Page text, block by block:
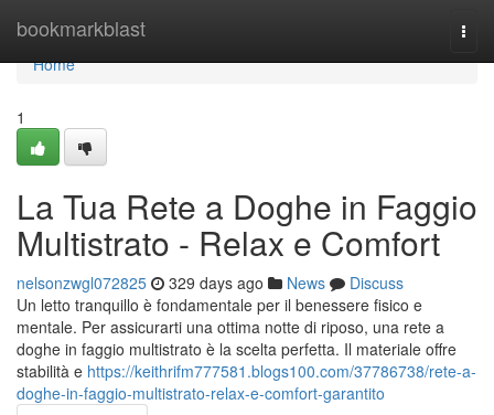
bookmarkblast
Home
Home
1
La Tua Rete a Doghe in Faggio
Multistrato - Relax e Comfort
nelsonzwgl072825 329 days ago News
Discuss
Un letto tranquillo è fondamentale per il benessere fisico e
mentale. Per assicurarti una ottima notte di riposo, una rete a
doghe in faggio multistrato è la scelta perfetta. Il materiale offre
stabilità e https://keithrifm777581.blogs100.com/37786738/rete-a-
doghe-in-faggio-multistrato-relax-e-comfort-garantito